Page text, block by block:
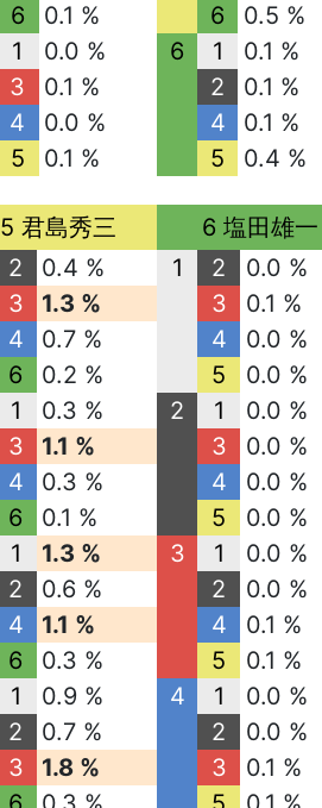
6
0.1 %
1
0.0 %
3
0.1 %
4
0.0 %
5
0.1 %
6
0.5 %
6
1
0.1 %
2
0.1 %
4
0.1 %
5
0.4 %
5 君島秀三
2
0.4 %
3
1.3 %
4
0.7 %
6
0.2 %
1
0.3 %
3
1.1 %
4
0.3 %
6
0.1 %
1
1.3 %
2
0.6 %
4
1.1 %
6
0.3 %
1
0.9 %
2
0.7 %
3
1.8 %
6 塩田雄一
1
2
0.0 %
3
0.1 %
4
0.0 %
5
0.0 %
2
1
0.0 %
3
0.0 %
4
0.0 %
5
0.0 %
3
1
0.0 %
2
0.0 %
4
0.1 %
5
0.1 %
4
1
0.0 %
2
0.0 %
3
0.1 %